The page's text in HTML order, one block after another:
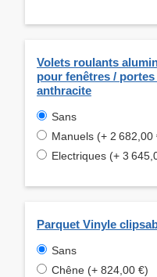
Volets roulants
pour fenêtres / portes
anthracite
Sans
Manuels (+ 2 682,00
Electriques (+ 3
Parquet Vinyle
Sans
Chêne (+ 824,00 €)